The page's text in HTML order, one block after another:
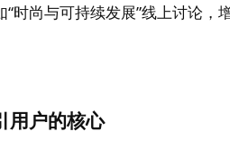
时尚与可持续发展”线上讨论，
用户的核心